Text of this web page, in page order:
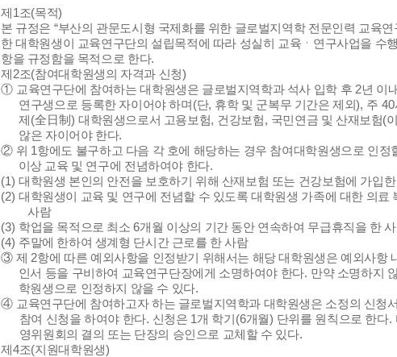
제 1 조(목적)
본 규정은 “부산의 관문도시형 국제화를 위한 글로벌지역학 전문인력 교육연
한 대학원생이 교육연구단의 설립목적에 따라 성실히 교육ㆍ연구사업을 수
항을 규정함을 목적으로 한다.
제 2조(참여대학원생의 자격과 신청)
① 교육연구단에 참여하는 대학원생은 글로벌지역학과 석사 입학 후 2년 이내
연구생으로 등록한 자이어야 하며 (단, 휴학 및 군복무 기간은 제외), 주 40
제 (全日制 ) 대학원생으로서 고용보험, 건강보험, 국민연금 및 산재보험(
않은 자이어야 한다.
② 위 1 항에도 불구하고 다음 각 호에 해당하는 경우 참여대학원생으로 인정
이상 교육 및 연구에 전념하여야 한다.
(1) 대학원생 본인의 안전을 보호하기 위해 산재보험 또는 건강보험에 가입
(2) 대학원생이 교육 및 연구에 전념할 수 있도록 대학원생 가족에 대한 의료
사람
(3) 학업을 목적으로 최소6개월 이상의 기간 동안 연속하여 무급휴직을 한
(4) 주말에 한하여 생계형 단시간 근로를 한 사람
③ 제 2항에 따른 예외사항을 인정받기 위해서는 해당 대학원생은 예외사항
인서 등을 구비하여 교육연구단장에게 소명하여야 한다. 만약 소명하지
학원생으로 인정하지 않을 수 있다.
④ 교육연구단에 참여하고자 하는 글로벌지역학과 대학원생은 소정의 신청
참여 신청을 하여야 한다. 신청은 1 개 학기 (6개월) 단위를 원칙으로 한다.
영위원회의 결의 또는 단장의 승인으로 교체할 수 있다.
제 4조(지원대학원생)